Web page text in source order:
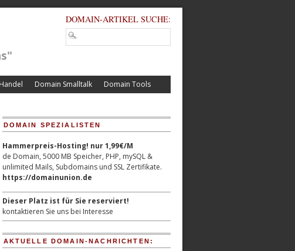
DOMAIN-ARTIKEL SUCHE:
Domain Smalltalk Domain Tools
DOMAIN SPEZIALISTEN
Hammerpreis-Hosting! nur 1,99€/M
de Domain, 5000 MB Speicher, PHP, mySQL &
unlimited Mails, Subdomains und SSL Zertifikate.
https://domainunion.de
Dieser Platz ist für Sie reserviert!
kontaktieren Sie uns bei Interesse
AKTUELLE DOMAIN-NACHRICHTEN: